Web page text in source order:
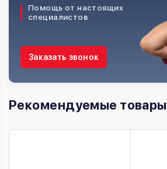
Помощь от настоящих
специалистов
Заказать звонок
Рекомендуемые товары